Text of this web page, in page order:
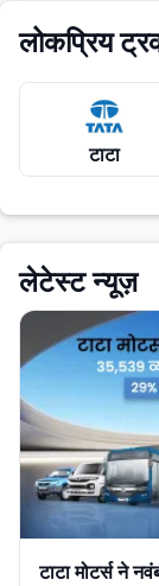
लोकप्रिय
टाटा
लेटेस्ट न्यूज़
टाटा मोटर्स ने